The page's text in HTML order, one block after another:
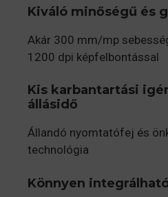
Kiváló minőségű és
Akár 300 mm/mp
1200 dpi képfelbontással
Kis karbantartási
állásidő
Állandó nyomtatófej és
technológia
Könnyen